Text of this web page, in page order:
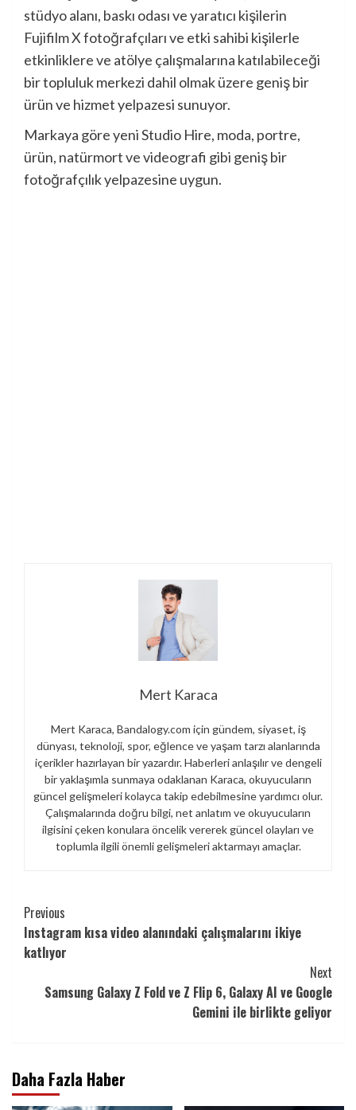
stüdyo alanı, baskı odası ve yaratıcı kişilerin
Fujifilm X fotoğrafçıları ve etki sahibi kişilerle
etkinliklere ve atölye çalışmalarına katılabileceği
bir topluluk merkezi dahil olmak üzere geniş bir
ürün ve hizmet yelpazesi sunuyor.
Markaya göre yeni Studio Hire, moda, portre,
ürün, natürmort ve videografi gibi geniş bir
fotoğrafçılık yelpazesine uygun.
Mert Karaca
Mert Karaca, Bandalogy.com için gündem, siyaset, iş
dünyası, teknoloji, spor, eğlence ve yaşam tarzı alanlarında
içerikler hazırlayan bir yazardır. Haberleri anlaşılır ve dengeli
bir yaklaşımla sunmaya odaklanan Karaca, okuyucuların
güncel gelişmeleri kolayca takip edebilmesine yardımcı olur.
Çalışmalarında doğru bilgi, net anlatım ve okuyucuların
ilgisini çeken konulara öncelik vererek güncel olayları ve
toplumla ilgili önemli gelişmeleri aktarmayı amaçlar.
Continue
Reading
Previous
Instagram kısa video alanındaki çalışmalarını ikiye
katlıyor
Next
Samsung Galaxy Z Fold ve Z Flip 6, Galaxy AI ve Google
Gemini ile birlikte geliyor
Daha Fazla Haber